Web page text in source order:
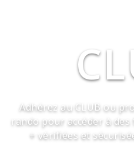
Adhérez au CLUB ou
rando pour accéder à
+ vérifiées et